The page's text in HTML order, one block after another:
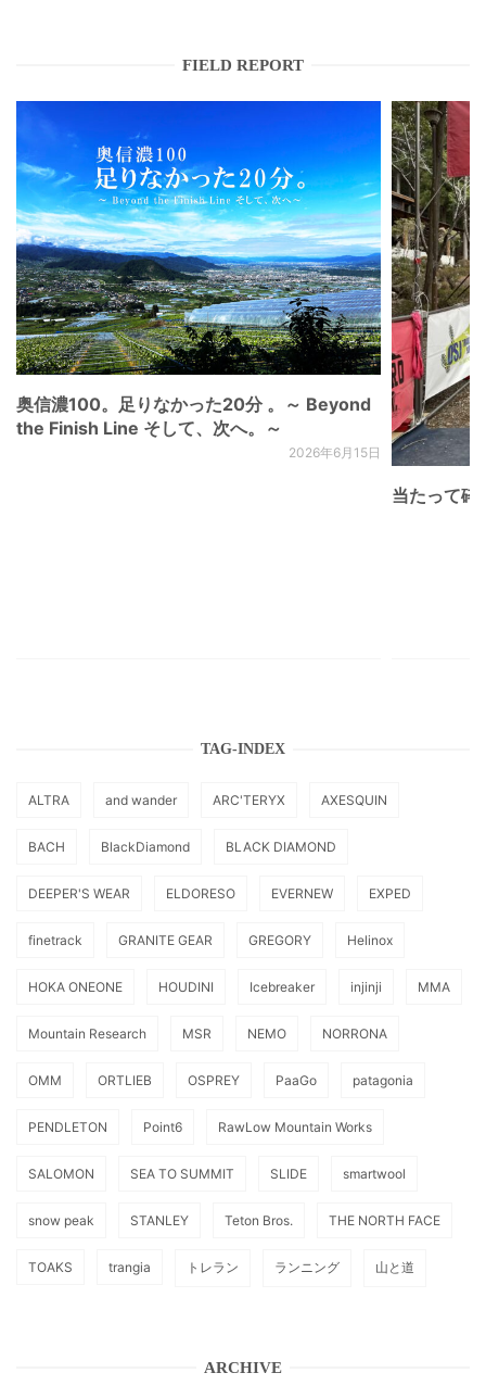
FIELD REPORT
奥信濃100。足りなかった20分 。～ Beyond
the Finish Line そして、次へ。～
2026年6月15日
当たって砕
TAG-INDEX
ALTRA and wander ARC'TERYX AXESQUIN
BACH BlackDiamond BLACK DIAMOND
DEEPER'S WEAR ELDORESO EVERNEW EXPED
finetrack GRANITE GEAR GREGORY Helinox
HOKA ONEONE HOUDINI Icebreaker injinji MMA
Mountain Research MSR NEMO NORRONA
OMM ORTLIEB OSPREY PaaGo patagonia
PENDLETON Point6 RawLow Mountain Works
SALOMON SEA TO SUMMIT SLIDE smartwool
snow peak STANLEY Teton Bros. THE NORTH FACE
TOAKS trangia トレラン ランニング 山と道
ARCHIVE